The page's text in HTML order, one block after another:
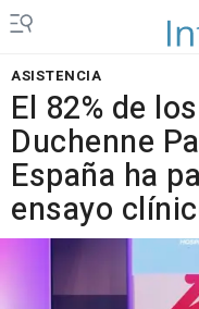
ASISTENCIA
El 82% de
Duchenne
España ha
ensayo